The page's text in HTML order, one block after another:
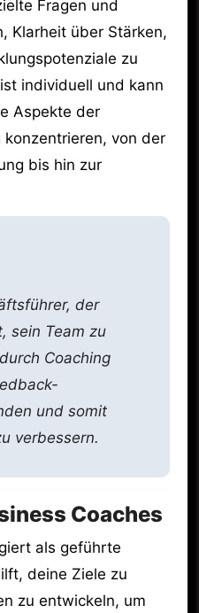
Fragen und
Klarheit über Stärken,
zu
individuell und kann
Aspekte der
von der
bis hin zur
der
sein Team zu
Coaching
und somit
verbessern.
Coaches
als geführte
deine Ziele zu
zu entwickeln, um